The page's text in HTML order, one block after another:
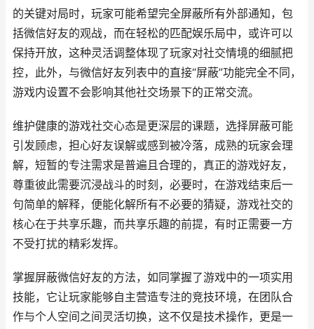
的关键对局时，玩家可能希望完全屏蔽所有外部通知，包
括微信好友的观战，而在轻松的匹配娱乐局中，或许可以
保持开放，这种灵活调整体现了玩家对社交情境的细腻把
控，此外，与微信好友列表中的直接“屏蔽”功能完全不同，
游戏内设置不会影响其他社交场景下的正常交流。
维护健康的游戏社交心态是更深层的课题，选择屏蔽可能
引发顾虑，担心好友误解或感到被冷落，成熟的玩家会理
解，短暂的专注需求是普遍且合理的，真正的游戏好友，
尊重彼此需要沉浸战斗的时刻，必要时，在游戏结束后一
句简单的解释，便能化解所有不必要的猜疑，游戏社交的
核心在于共享乐趣，而共享乐趣的前提，有时正需要一方
不受打扰的精彩发挥。
掌握屏蔽微信好友的方法，如同掌握了游戏中的一项实用
技能，它让玩家能够自主营造专注的竞技环境，在团队合
作与个人空间之间灵活切换，这不仅是技术操作，更是一